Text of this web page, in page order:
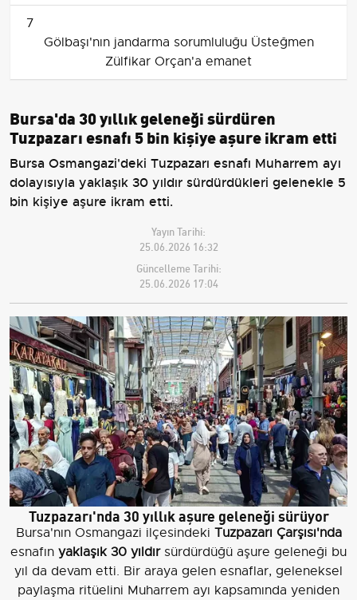
7
Gölbaşı'nın jandarma sorumluluğu Üsteğmen
Zülfikar Orçan'a emanet
Bursa'da 30 yıllık geleneği sürdüren
Tuzpazarı esnafı 5 bin kişiye aşure ikram etti
Bursa Osmangazi'deki Tuzpazarı esnafı Muharrem ayı
dolayısıyla yaklaşık 30 yıldır sürdürdükleri gelenekle 5
bin kişiye aşure ikram etti.
Yayın Tarihi:
25.06.2026 16:32
Güncelleme Tarihi:
25.06.2026 17:04
Tuzpazarı'nda 30 yıllık aşure geleneği sürüyor
Bursa'nın Osmangazi ilçesindeki Tuzpazarı Çarşısı'nda
esnafın yaklaşık 30 yıldırsürdürdüğü aşure geleneği bu
yıl da devam etti. Bir araya gelen esnaflar, geleneksel
paylaşma ritüelini Muharrem ayı kapsamında yeniden